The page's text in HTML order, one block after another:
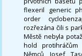
flexeril generic
order
rozřezána čili s
Městě nebyla
hold
Němců Josef